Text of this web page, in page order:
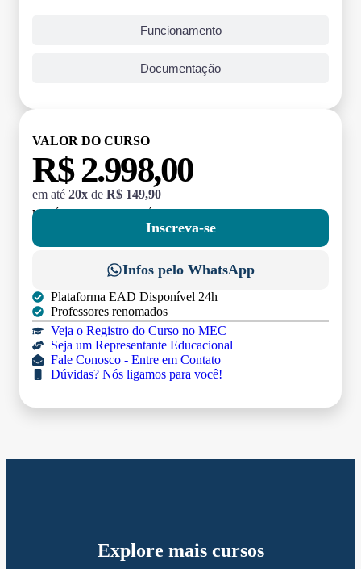
Funcionamento
Documentação
VALOR DO CURSO
R$ 2.998,00
em até 20x de R$ 149,90
MATRÍCULA:
Inscreva-se
Infos pelo WhatsApp
Plataforma EAD Disponível 24h
Professores renomados
Veja o Registro do Curso no MEC
Seja um Representante Educacional
Fale Conosco - Entre em Contato
Dúvidas? Nós ligamos para você!
Explore mais cursos